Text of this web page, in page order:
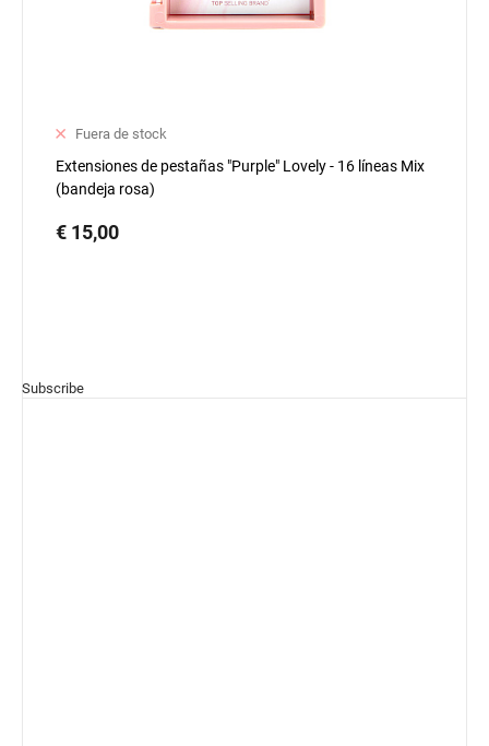
Fuera de stock
Extensiones de pestañas "Purple" Lovely - 16 líneas Mix
(bandeja rosa)
€ 15,00
Subscribe